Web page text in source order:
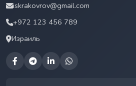
iskrakovrov@gmail.com
+972 123 456 789
Израиль